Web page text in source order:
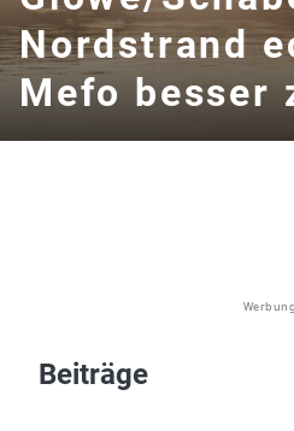
Nordstrand
Mefo besser
Werbung
Beiträge